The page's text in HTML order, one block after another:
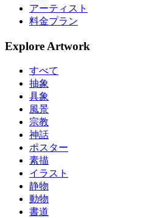
アーティスト
料金プラン
Explore Artwork
すべて
抽象
具象
風景
宗教
神話
ポスター
素描
イラスト
静物
動物
書道